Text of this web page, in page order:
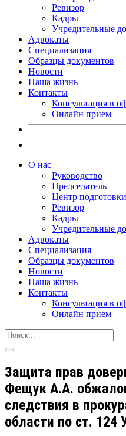
Ревизор
Кадры
Учредительные
Адвокаты
Специализация
Образцы документов
Новости
Наша жизнь
Контакты
Консультация в
Онлайн прием
О нас
Руководство
Председатель
Центр подготовки
Ревизор
Кадры
Учредительные
Адвокаты
Специализация
Образцы документов
Новости
Наша жизнь
Контакты
Консультация в
Онлайн прием
Защита прав
Фещук А.А.
следствия в
области по ст. 124